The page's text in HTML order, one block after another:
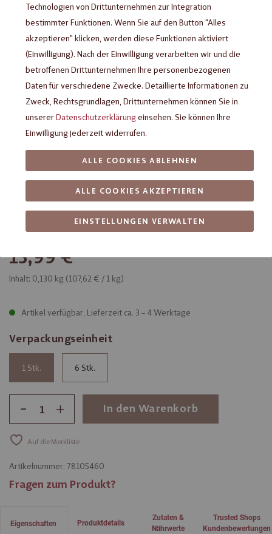
Heilemann Pralinen-Dose
"Neuschwanstein", 130 g
13,99 €
Feinste Pralinenmischung ohne Alkohol in dekorativer
Städtedose mit Schloss Neuschwanstein Motiv
Inhalt: 0,130 kg (107,62 € / 1 kg)
Artikel verfügbar, Lieferzeit ca. 3 – 4 Werktage
Verpackungseinheit
1 6
- + In den Warenkorb
Auf die Merkliste
Artikelnummer: 78105460
Fragen zum Produkt?
Eigenschaften Produktdetails
Zutaten &
Nährwerte
Trusted Shops
Kundenbewertungen
Technologien von Drittunternehmen zur Integration
bestimmter Funktionen. Wenn Sie auf den Button "Alles
akzeptieren" klicken, werden diese Funktionen aktiviert
(Einwilligung). Nach der Einwilligung verarbeiten wir und die
betroffenen Drittunternehmen Ihre personenbezogenen
Daten für verschiedene Zwecke. Detaillierte Informationen zu
Zweck, Rechtsgrundlagen, Drittunternehmen können Sie in
unsererDatenschutzerklärungeinsehen. Sie können Ihre
Einwilligung jederzeit widerrufen.
EINSTELLUNGEN VERWALTEN
ALLE COOKIES AKZEPTIEREN
ALLE COOKIES ABLEHNEN